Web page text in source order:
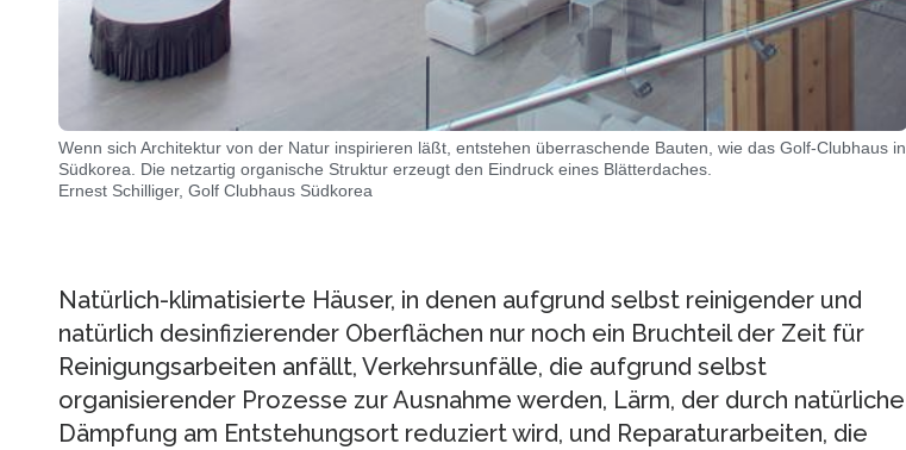
Wenn sich Architektur von der Natur inspirieren läßt, entstehen überraschende Bauten, wie das Golf-Clubhaus in
Südkorea. Die netzartig organische Struktur erzeugt den Eindruck eines Blätterdaches.
Ernest Schilliger, Golf Clubhaus Südkorea
Natürlich-klimatisierte Häuser, in denen aufgrund selbst reinigender und
natürlich desinfizierender Oberflächen nur noch ein Bruchteil der Zeit für
Reinigungsarbeiten anfällt, Verkehrsunfälle, die aufgrund selbst
organisierender Prozesse zur Ausnahme werden, Lärm, der durch natürliche
Dämpfung am Entstehungsort reduziert wird, und Reparaturarbeiten, die